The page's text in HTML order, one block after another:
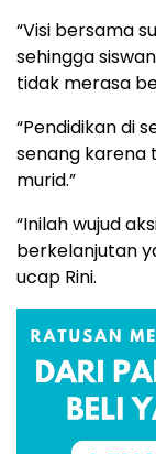
“Visi bersama
sehingga
tidak merasa
“Pendidikan di
senang karena
murid.”
“Inilah wujud
berkelanjutan
ucap Rini.